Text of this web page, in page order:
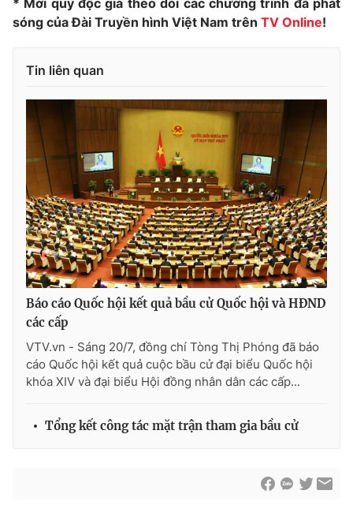
® Cấm sao chép dưới mọi hình thức nếu không có sự chấp
thông tin từ website này.
* Mời quý độc giả theo dõi các chương trình đã phát
sóng của Đài Truyền hình Việt Nam trên TV Online!
Tin liên quan
Báo cáo Quốc hội kết quả bầu cử Quốc hội và HĐND
các cấp
VTV.vn - Sáng 20/7, đồng chí Tòng Thị Phóng đã báo
cáo Quốc hội kết quả cuộc bầu cử đại biểu Quốc hội
khóa XIV và đại biểu Hội đồng nhân dân các cấp...
Tổng kết công tác mặt trận tham gia bầu cử